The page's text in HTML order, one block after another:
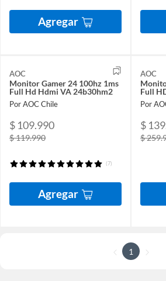
Agregar
AOC
Monitor Gamer 24 100hz 1ms
Full Hd Hdmi VA 24b30hm2
Por AOC Chile
$ 109.990
$ 119.990
(7)
Agregar
AOC
Full
Por
$
$
1